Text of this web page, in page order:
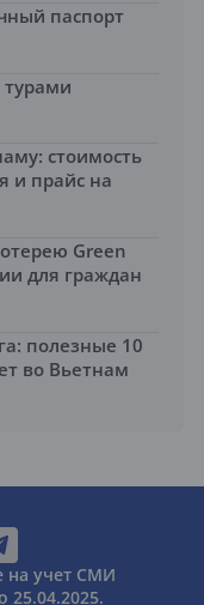
паспорт
стоимость
и прайс на
Green
для граждан
полезные 10
во Вьетнам
на учет СМИ
25.04.2025.